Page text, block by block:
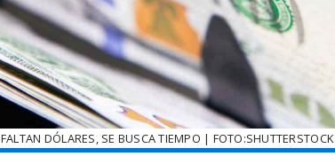
FALTAN DÓLARES, SE BUSCA TIEMPO | FOTO:SHUTTERSTOCK